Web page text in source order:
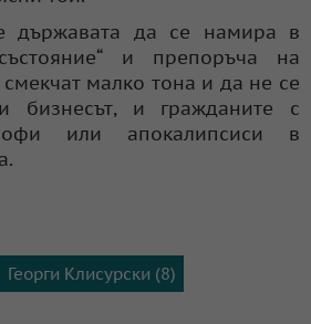
държавата да се намира в
и препоръча на
малко тона и да не се
бизнесът, и гражданите с
или апокалипсиси в
Георги Клисурски (8)